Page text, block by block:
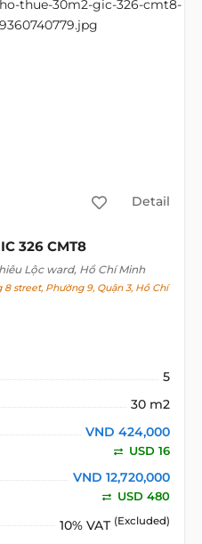
Detail
326 CMT8
Lộc ward, Hồ Chí Minh
street, Phường 9, Quận 3, Hồ Chí
5
30 m2
VND 424,000
USD 16
VND 12,720,000
USD 480
10% VAT (Excluded)